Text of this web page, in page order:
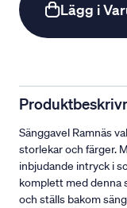
Lägg i
Sänggavel Ramnäs
storlekar och färger.
inbjudande intryck i
komplett med denna
och ställs bakom